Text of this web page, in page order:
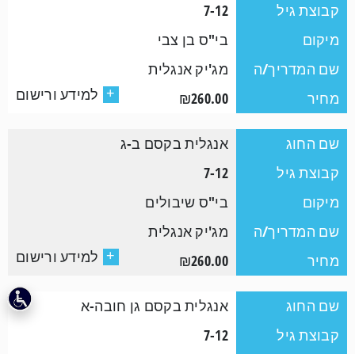
+ למידע ורישום ₪260.00 מחיר
מג'יק אנגלית שם המדריך/ה
בי"ס בן צבי מיקום
7-12 קבוצת גיל
+ למידע ורישום ₪260.00 מחיר
מג'יק אנגלית שם המדריך/ה
בי"ס שיבולים מיקום
7-12 קבוצת גיל
אנגלית בקסם ב-ג שם החוג
7-12 קבוצת גיל
אנגלית בקסם גן חובה-א שם החוג